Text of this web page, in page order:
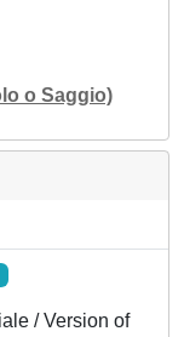
o Saggio)
/ Version of